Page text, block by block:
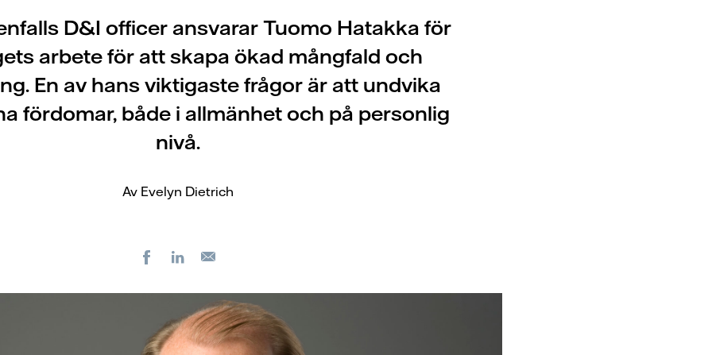
D&I officer ansvarar Tuomo Hatakka för
arbete för att skapa ökad mångfald och
En av hans viktigaste frågor är att undvika
fördomar, både i allmänhet och på personlig
nivå.
Av Evelyn Dietrich
FacebookLinkedIn